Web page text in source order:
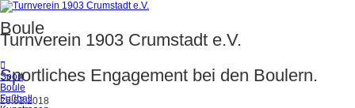
Turnverein 1903 Crumstadt e.V.
Sport
Boule
Fußball
Boule
Sportliches Engagement bei den Boulern.
26.02.2018